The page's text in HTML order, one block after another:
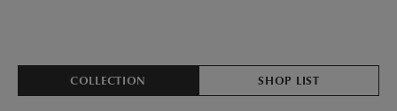
COLLECTION SHOP LIST